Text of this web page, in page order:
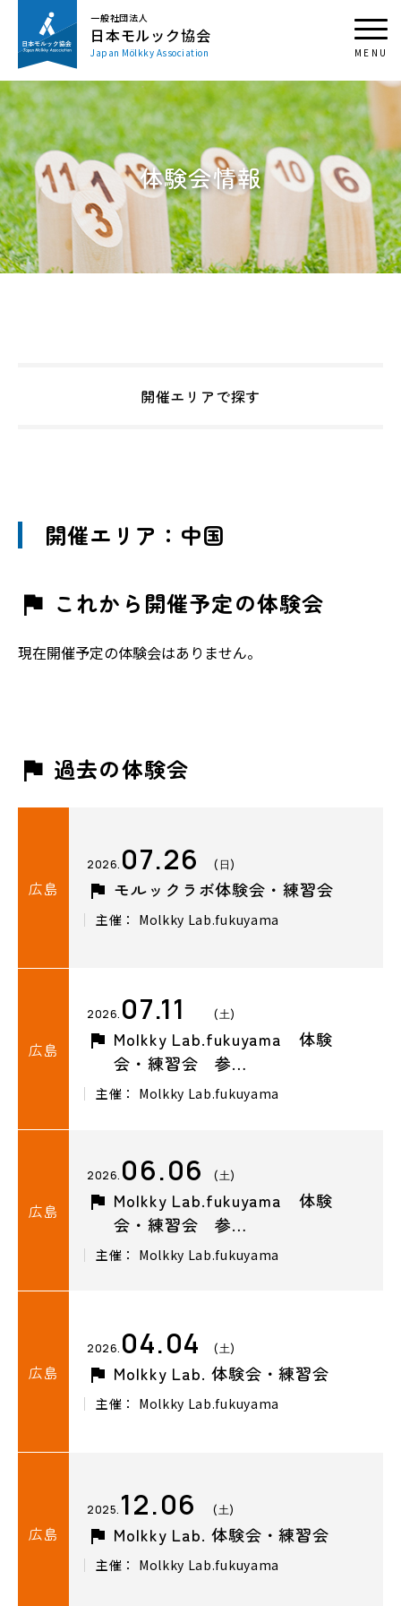
一般社団法人
日本モルック協会
Japan Mölkky Association
体験会情報
開催エリアで探す
開催エリア：中国
これから開催予定の体験会
現在開催予定の体験会はありません。
過去の体験会
広島
2026. 07.26 (日)
モルックラボ体験会・練習会
主催： Molkky Lab.fukuyama
広島
2026. 07.11 (土)
Molkky Lab.fukuyama 体験
会・練習会 参…
主催： Molkky Lab.fukuyama
広島
2026. 06.06 (土)
Molkky Lab.fukuyama 体験
会・練習会 参…
主催： Molkky Lab.fukuyama
広島
2026. 04.04 (土)
Molkky Lab. 体験会・練習会
主催： Molkky Lab.fukuyama
広島
2025. 12.06 (土)
Molkky Lab. 体験会・練習会
主催： Molkky Lab.fukuyama